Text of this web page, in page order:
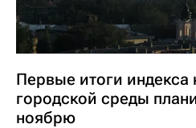
Первые итоги индекса
городской среды
ноябрю